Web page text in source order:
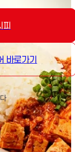
피
바로가기